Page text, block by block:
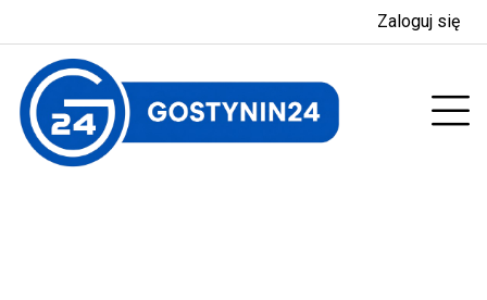
Zaloguj się